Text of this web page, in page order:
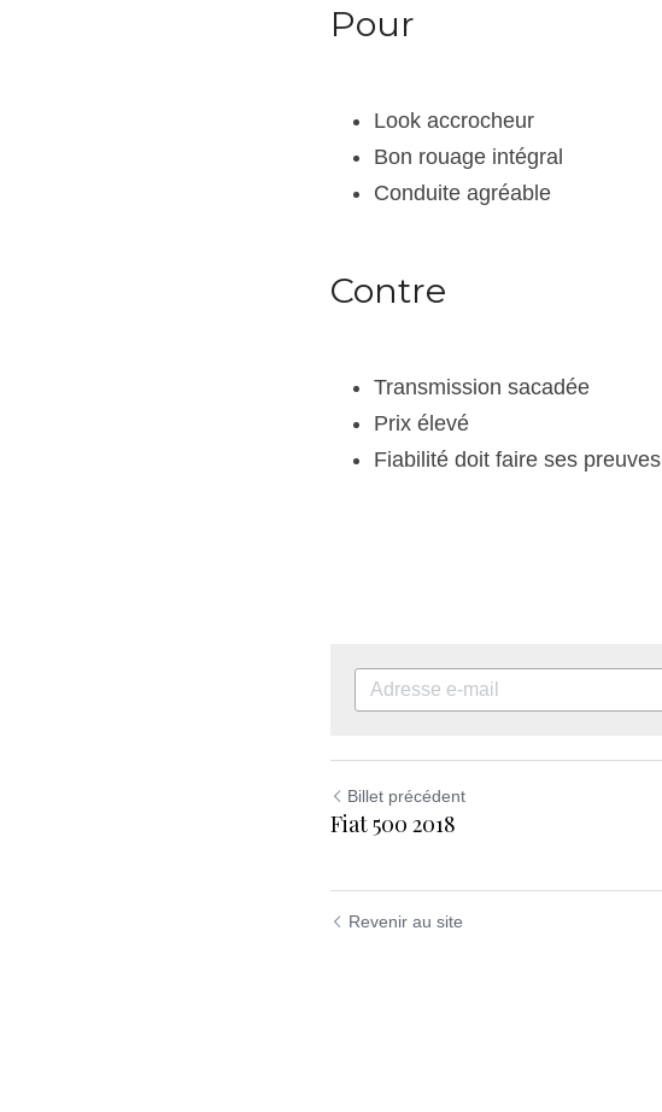
Pour
Look accrocheur
Bon rouage intégral
Conduite agréable
Contre
Transmission sacadée
Prix élevé
Fiabilité doit faire ses preuves
Billet précédent
Fiat 500 2018
Revenir au site